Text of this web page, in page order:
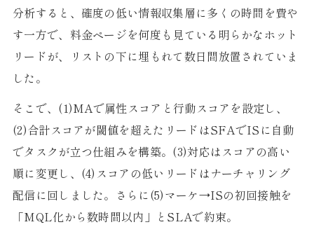
分析すると、確度の低い情報収集層に多くの時間を費や
す一方で、料金ページを何度も見ている明らかなホット
リードが、リストの下に埋もれて数日間放置されていま
した。
そこで、(1)MAで属性スコアと行動スコアを設定し、
(2)合計スコアが閾値を超えたリードはSFAでISに自動
でタスクが立つ仕組みを構築。(3)対応はスコアの高い
順に変更し、(4)スコアの低いリードはナーチャリング
配信に回しました。さらに(5)マーケ→ISの初回接触を
「MQL化から数時間以内」とSLAで約束。